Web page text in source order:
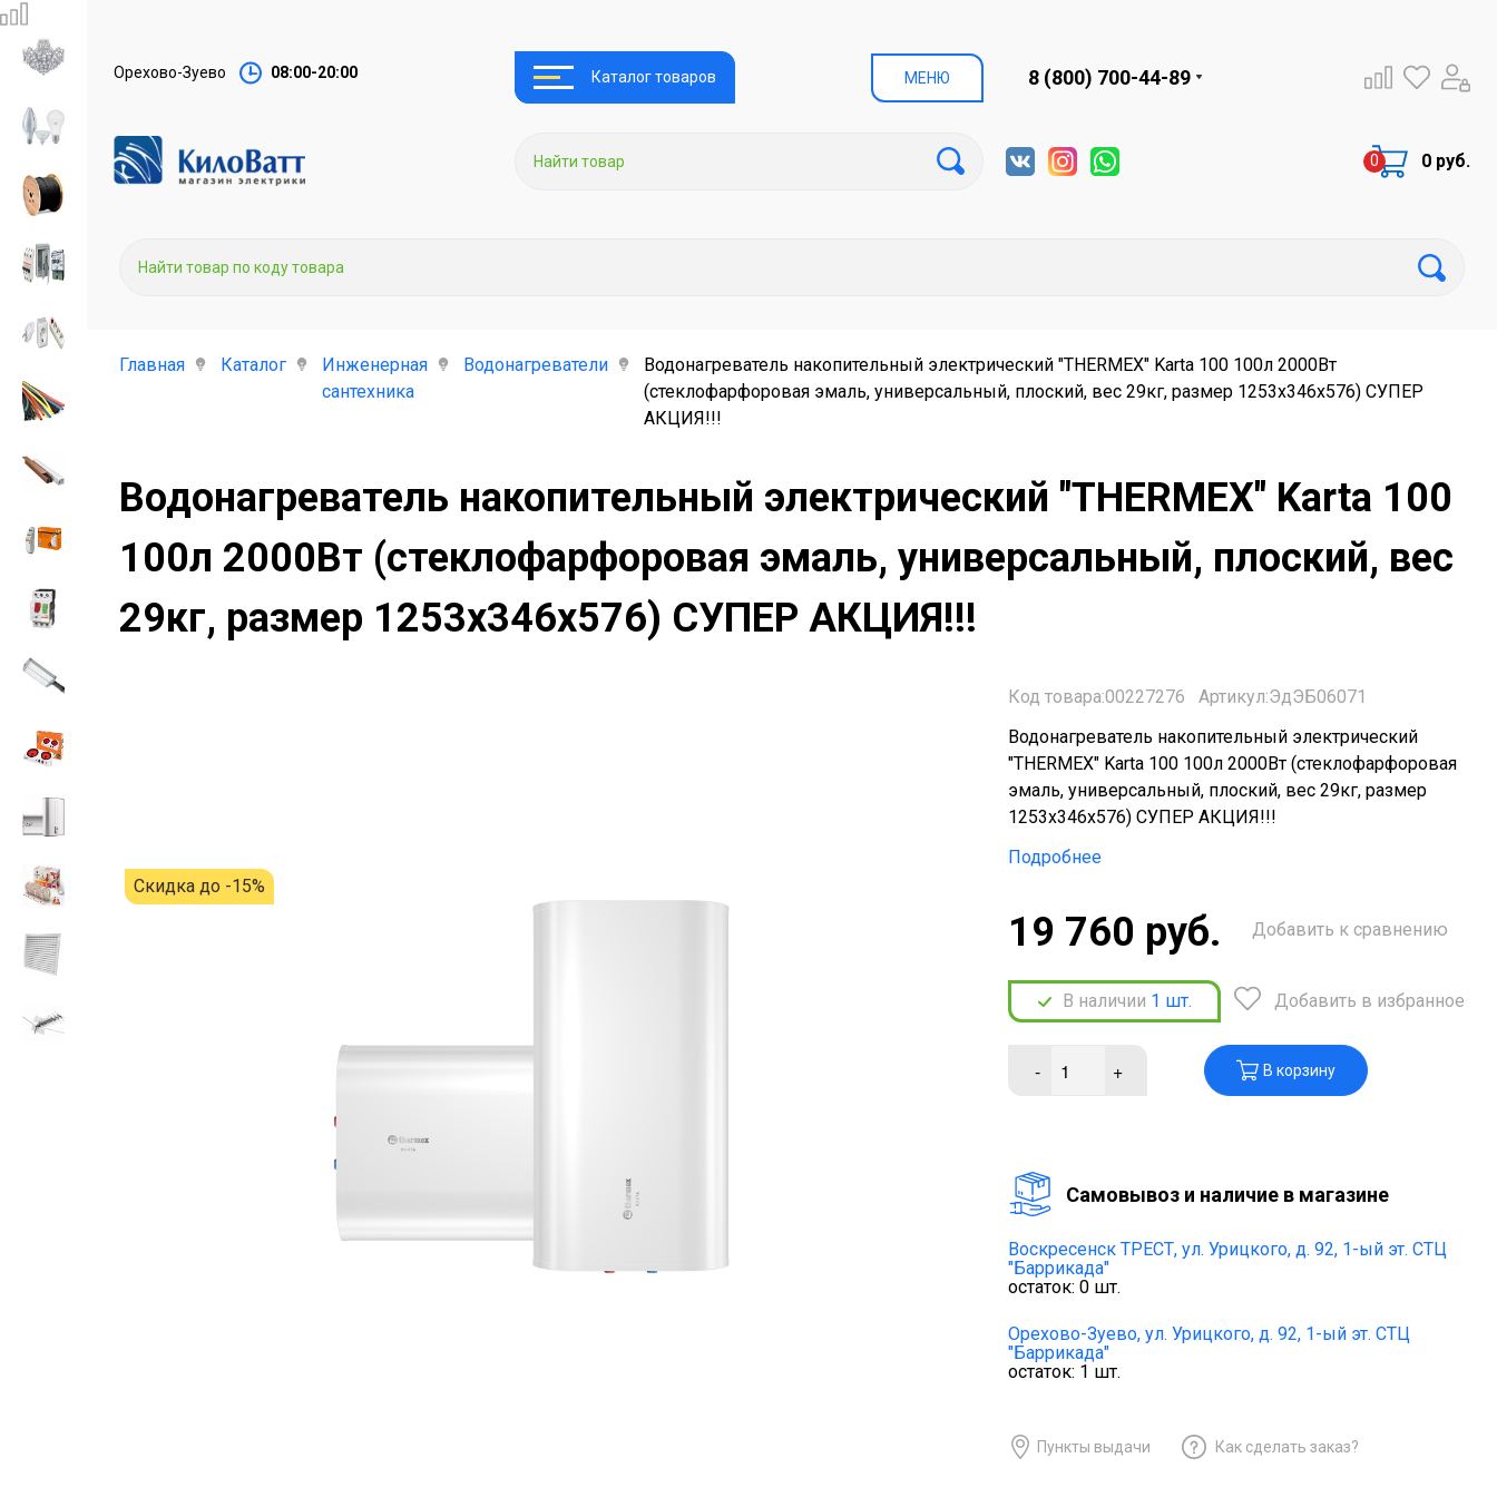
Орехово-Зуево 08:00-20:00 Каталог товаров МЕНЮ 8 (800) 700-44-89
0 руб.
Главная Каталог
Инженерная
сантехника
Водонагреватели
Водонагреватель накопительный электрический "THERMEX" Karta 100 100л 2000Вт
(стеклофарфоровая эмаль, универсальный, плоский, вес 29кг, размер 1253x346x576) СУПЕР
АКЦИЯ!!!
Водонагреватель накопительный электрический "THERMEX" Karta 100
100л 2000Вт (стеклофарфоровая эмаль, универсальный, плоский, вес
29кг, размер 1253x346x576) СУПЕР АКЦИЯ!!!
Скидка до -15%
Код товара:00227276
Артикул:ЭдЭБ06071
Водонагреватель накопительный электрический
"THERMEX" Karta 100 100л 2000Вт (стеклофарфоровая
эмаль, универсальный, плоский, вес 29кг, размер
1253x346x576) СУПЕР АКЦИЯ!!!
Подробнее
19 760 руб.
В наличии 1 шт.
Добавить к сравнению
Добавить в избранное
- + В корзину
Cамовывоз и наличие в магазине
Воскресенск ТРЕСТ, ул. Урицкого, д. 92, 1-ый эт. СТЦ
"Баррикада"
остаток: 0 шт.
Орехово-Зуево, ул. Урицкого, д. 92, 1-ый эт. СТЦ
"Баррикада"
остаток: 1 шт.
Пункты выдачи Как сделать заказ?